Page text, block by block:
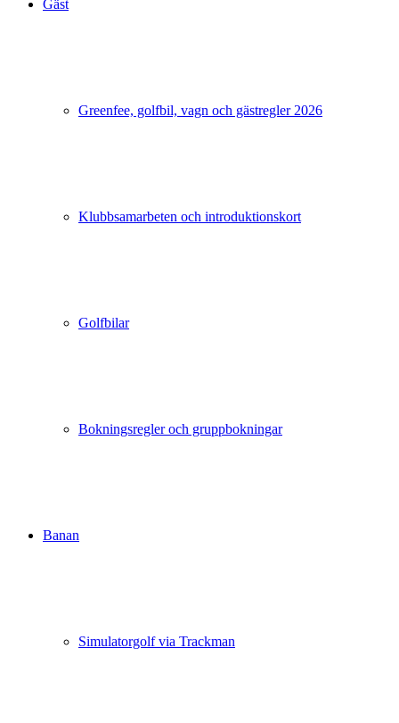
Gäst
Greenfee, golfbil, vagn och gästregler 2026
Klubbsamarbeten och introduktionskort
Golfbilar
Bokningsregler och gruppbokningar
Banan
Simulatorgolf via Trackman